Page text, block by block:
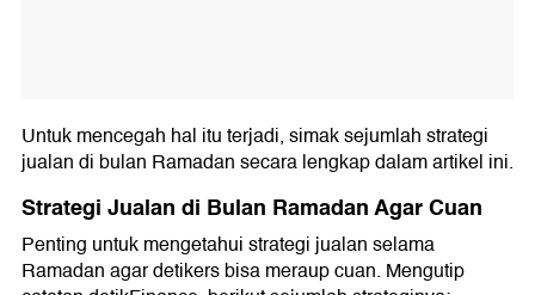
Untuk mencegah hal itu terjadi, simak sejumlah strategi
jualan di bulan Ramadan secara lengkap dalam artikel ini.
Strategi Jualan di Bulan Ramadan Agar Cuan
Penting untuk mengetahui strategi jualan selama
Ramadan agar detikers bisa meraup cuan. Mengutip